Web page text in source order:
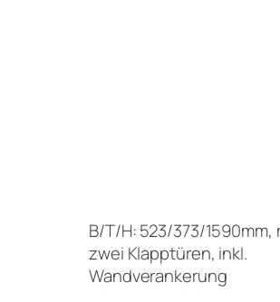
B/T/H: 523/373/1590mm,
zwei Klapptüren, inkl.
Wandverankerung